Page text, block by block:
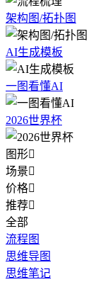
架构图/拓扑图
AI生成模板
一图看懂AI
2026世界杯
图形
场景
价格
推荐
全部
流程图
思维导图
思维笔记